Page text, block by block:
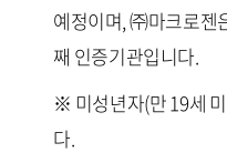
예정이며, ㈜마크로젠
째 인증기관입니다.
※ 미성년자(만 19세
다.